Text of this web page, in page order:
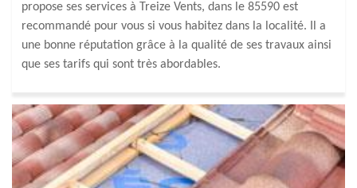
propose ses services à Treize Vents, dans le 85590 est
recommandé pour vous si vous habitez dans la localité. Il a
une bonne réputation grâce à la qualité de ses travaux ainsi
que ses tarifs qui sont très abordables.